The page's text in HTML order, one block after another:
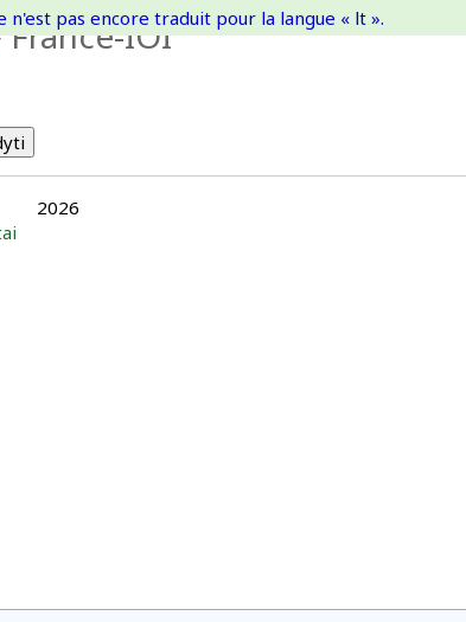
France-IOI
pas encore traduit pour la langue « lt ».
2026